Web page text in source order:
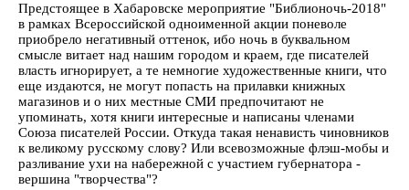
Предстоящее в Хабаровске мероприятие "Библионочь-2018"
в рамках Всероссийской одноименной акции поневоле
приобрело негативный оттенок, ибо ночь в буквальном
смысле витает над нашим городом и краем, где писателей
власть игнорирует, а те немногие художественные книги, что
еще издаются, не могут попасть на прилавки книжных
магазинов и о них местные СМИ предпочитают не
упоминать, хотя книги интересные и написаны членами
Союза писателей России. Откуда такая ненависть чиновников
к великому русскому слову? Или всевозможные флэш-мобы и
разливание ухи на набережной с участием губернатора -
вершина "творчества"?